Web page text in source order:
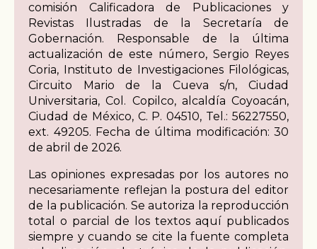
comisión Calificadora de Publicaciones y
Revistas Ilustradas de la Secretaría de
Gobernación. Responsable de la última
actualización de este número, Sergio Reyes
Coria, Instituto de Investigaciones Filológicas,
Circuito Mario de la Cueva s/n, Ciudad
Universitaria, Col. Copilco, alcaldía Coyoacán,
Ciudad de México, C. P. 04510, Tel.: 56227550,
ext. 49205. Fecha de última modificación: 30
de abril de 2026.
Las opiniones expresadas por los autores no
necesariamente reflejan la postura del editor
de la publicación. Se autoriza la reproducción
total o parcial de los textos aquí publicados
siempre y cuando se cite la fuente completa